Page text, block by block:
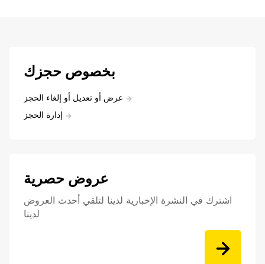
بخصوص حجزك
عرض أو تعديل أو إلغاء الحجز
إدارة الحجز
عروض حصرية
اشترك في النشرة الإخبارية لدينا لتلقي أحدث العروض
لدينا